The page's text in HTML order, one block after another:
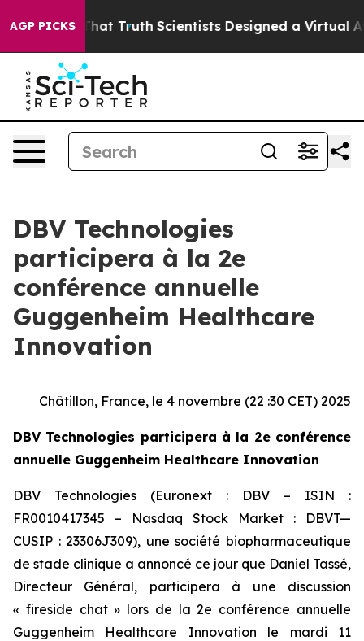
AGP PICKS
Handle That TruthScientists Designed a Virtual
DBV Technologies
participera à la 2e
conférence annuelle
Guggenheim Healthcare
Innovation
Châtillon, France, le 4 novembre (22 :30 CET) 2025
DBV Technologies participera à la 2e conférence
annuelle Guggenheim Healthcare Innovation
DBV Technologies (Euronext : DBV – ISIN :
FR0010417345 – Nasdaq Stock Market : DBVT—
CUSIP : 23306J309), une société biopharmaceutique
de stade clinique a annoncé ce jour que Daniel Tassé,
Directeur Général, participera à une discussion
« fireside chat » lors de la 2e conférence annuelle
Guggenheim Healthcare Innovation le mardi 11